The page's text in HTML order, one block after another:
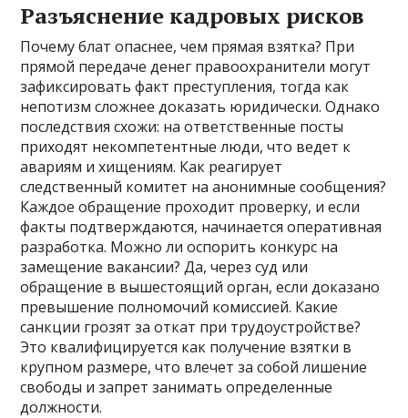
Разъяснение кадровых рисков
Почему блат опаснее, чем прямая взятка? При
прямой передаче денег правоохранители могут
зафиксировать факт преступления, тогда как
непотизм сложнее доказать юридически. Однако
последствия схожи: на ответственные посты
приходят некомпетентные люди, что ведет к
авариям и хищениям. Как реагирует
следственный комитет на анонимные сообщения?
Каждое обращение проходит проверку, и если
факты подтверждаются, начинается оперативная
разработка. Можно ли оспорить конкурс на
замещение вакансии? Да, через суд или
обращение в вышестоящий орган, если доказано
превышение полномочий комиссией. Какие
санкции грозят за откат при трудоустройстве?
Это квалифицируется как получение взятки в
крупном размере, что влечет за собой лишение
свободы и запрет занимать определенные
должности.